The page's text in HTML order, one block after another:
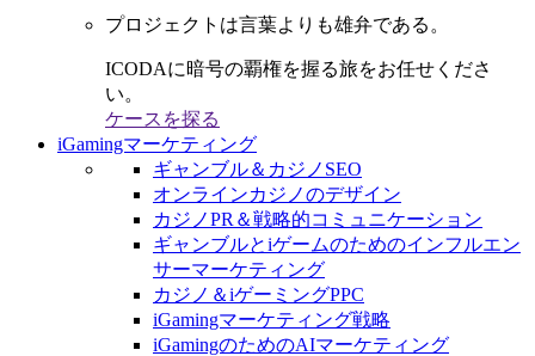
プロジェクトは言葉よりも雄弁である。
ICODAに暗号の覇権を握る旅をお任せくださ
い。
ケースを探る
iGamingマーケティング
ギャンブル＆カジノSEO
オンラインカジノのデザイン
カジノPR＆戦略的コミュニケーション
ギャンブルとiゲームのためのインフルエン
サーマーケティング
カジノ＆iゲーミングPPC
iGamingマーケティング戦略
iGamingのためのAIマーケティング